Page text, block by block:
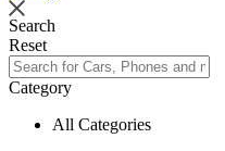
Search
Reset
Category
All Categories